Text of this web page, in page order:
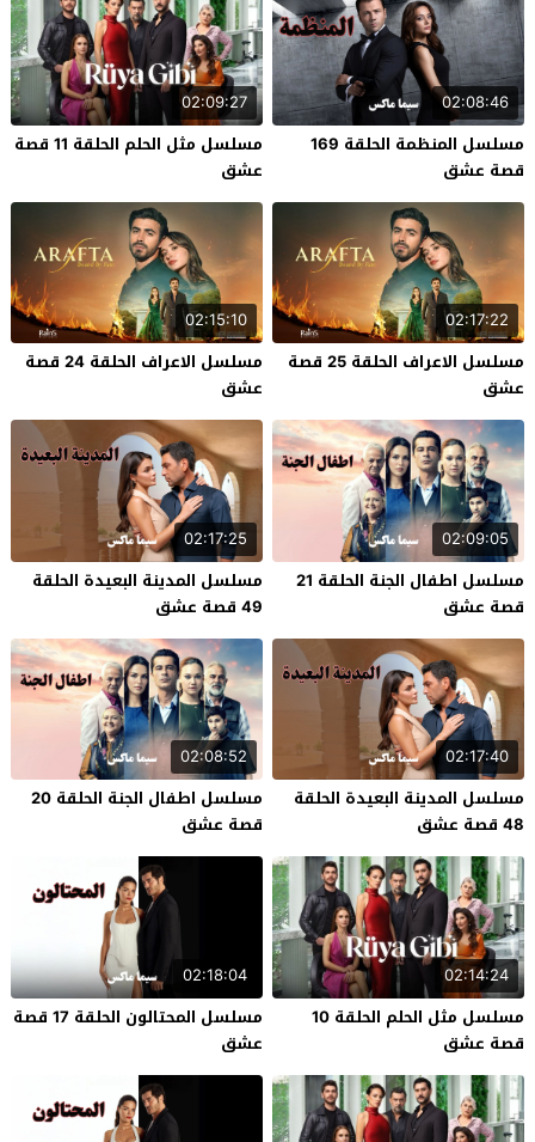
02:08:46
مسلسل المنظمة الحلقة 169
قصة عشق
02:09:27
مسلسل مثل الحلم الحلقة 11 قصة
عشق
02:17:22
مسلسل الاعراف الحلقة 25 قصة
عشق
02:15:10
مسلسل الاعراف الحلقة 24 قصة
عشق
02:09:05
مسلسل اطفال الجنة الحلقة 21
قصة عشق
02:17:25
مسلسل المدينة البعيدة الحلقة
49 قصة عشق
02:17:40
مسلسل المدينة البعيدة الحلقة
48 قصة عشق
02:08:52
مسلسل اطفال الجنة الحلقة 20
قصة عشق
02:14:24
مسلسل مثل الحلم الحلقة 10
قصة عشق
02:18:04
مسلسل المحتالون الحلقة 17 قصة
عشق